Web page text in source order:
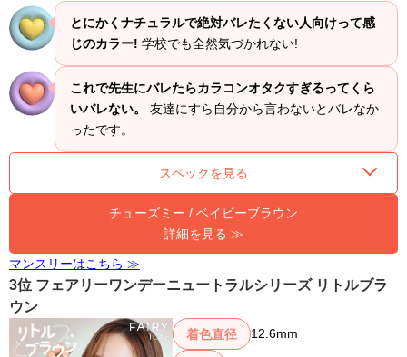
とにかくナチュラルで絶対バレたくない人向けって感
じのカラー! 学校でも全然気づかれない!
これで先生にバレたらカラコンオタクすぎるってくら
いバレない。
友達にすら自分から言わないとバレなか
ったです。
スペックを見る
チューズミー / ベイビーブラウン
詳細を見る ≫
マンスリーはこちら ≫
3位 フェアリーワンデーニュートラルシリーズ リトルブラ
ウン
着色直径 12.6mm